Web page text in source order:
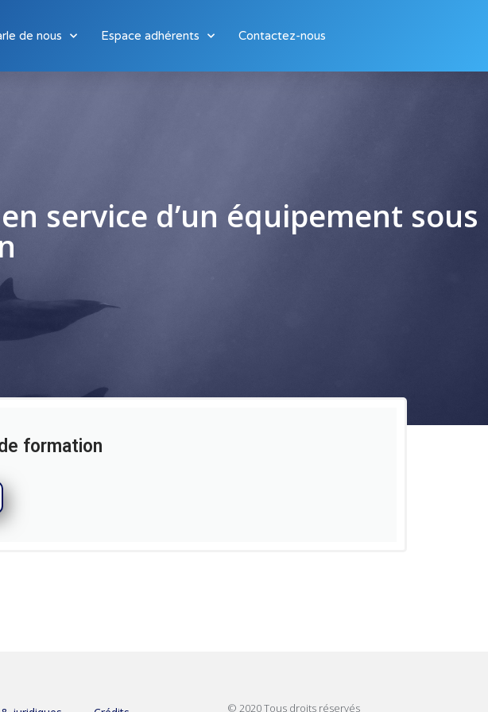
de nous Espace adhérents Contactez-nous
service d’un équipement sous
formation
© 2020 Tous droits réservés